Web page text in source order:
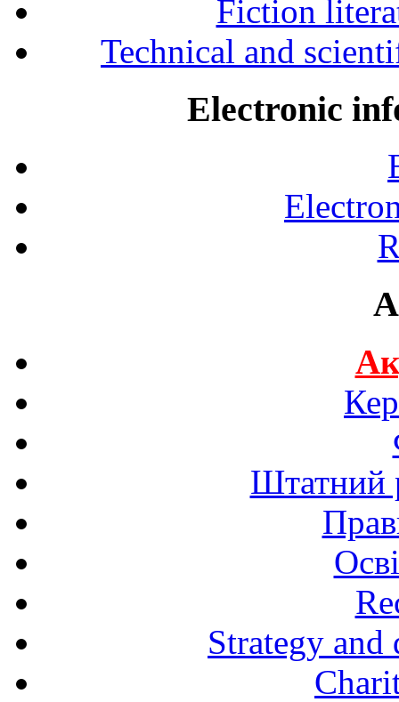
Fiction
Technical and
Electronic
Штатний
Strategy and